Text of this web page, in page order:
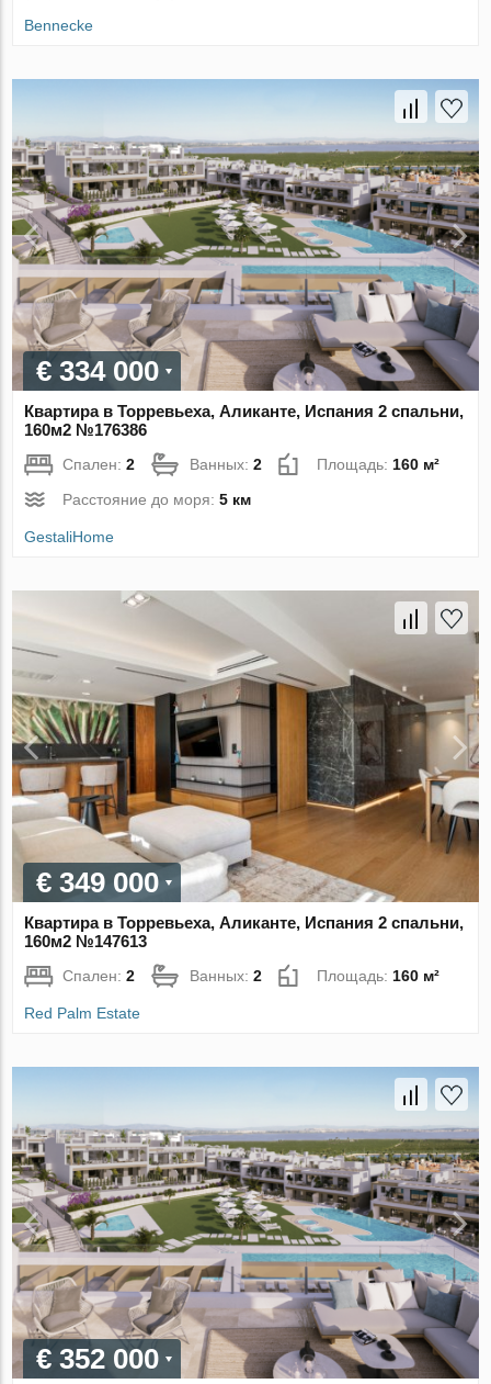
Bennecke
€ 334 000
Квартира в Торревьеха, Аликанте, Испания 2 спальни,
160м2 №176386
Спален:2 Ванных:2 Площадь: 160 м²
Расстояние до моря:5 км
GestaliHome
€ 349 000
Квартира в Торревьеха, Аликанте, Испания 2 спальни,
160м2 №147613
Спален:2 Ванных:2 Площадь: 160 м²
Red Palm Estate
€ 352 000